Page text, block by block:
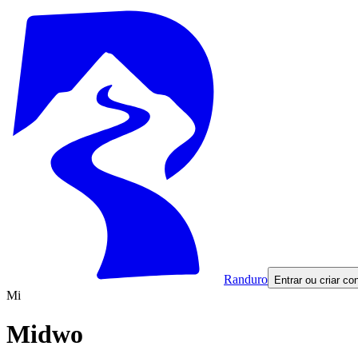
Randuro Entrar ou criar
Mi
Midwo